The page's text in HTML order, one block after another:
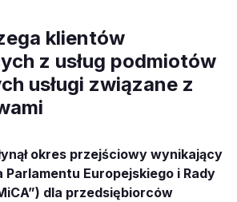
klientów
z usług podmiotów
usługi związane z
okres przejściowy wynikający
Parlamentu Europejskiego i Rady
dla przedsiębiorców